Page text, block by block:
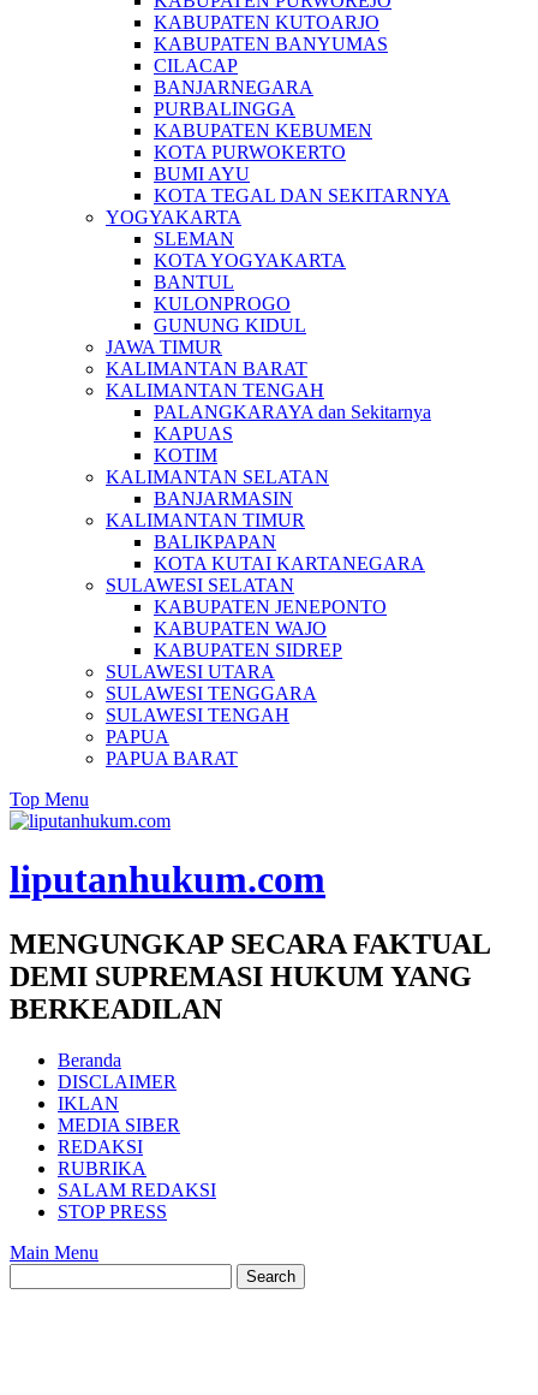
KABUPATEN KUTOARJO
KABUPATEN BANYUMAS
CILACAP
BANJARNEGARA
PURBALINGGA
KABUPATEN KEBUMEN
KOTA PURWOKERTO
BUMI AYU
KOTA TEGAL DAN SEKITARNYA
YOGYAKARTA
SLEMAN
KOTA YOGYAKARTA
BANTUL
KULONPROGO
GUNUNG KIDUL
JAWA TIMUR
KALIMANTAN BARAT
KALIMANTAN TENGAH
PALANGKARAYA dan Sekitarnya
KAPUAS
KOTIM
KALIMANTAN SELATAN
BANJARMASIN
KALIMANTAN TIMUR
BALIKPAPAN
KOTA KUTAI KARTANEGARA
SULAWESI SELATAN
KABUPATEN JENEPONTO
KABUPATEN WAJO
KABUPATEN SIDREP
SULAWESI UTARA
SULAWESI TENGGARA
SULAWESI TENGAH
PAPUA
PAPUA BARAT
Top Menu
liputanhukum.com
MENGUNGKAP SECARA FAKTUAL
DEMI SUPREMASI HUKUM YANG
BERKEADILAN
Beranda
DISCLAIMER
IKLAN
MEDIA SIBER
REDAKSI
RUBRIKA
SALAM REDAKSI
STOP PRESS
Main Menu